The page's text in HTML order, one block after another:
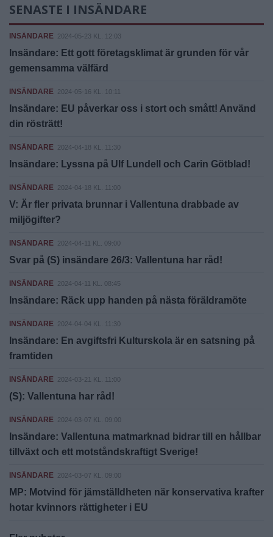
SENASTE I INSÄNDARE
INSÄNDARE 2024-05-23 KL. 12:03
Insändare: Ett gott företagsklimat är grunden för vår
gemensamma välfärd
INSÄNDARE 2024-05-16 KL. 10:11
Insändare: EU påverkar oss i stort och smått! Använd
din rösträtt!
INSÄNDARE 2024-04-18 KL. 11:30
Insändare: Lyssna på Ulf Lundell och Carin Götblad!
INSÄNDARE 2024-04-18 KL. 11:00
V: Är fler privata brunnar i Vallentuna drabbade av
miljögifter?
INSÄNDARE 2024-04-11 KL. 09:00
Svar på (S) insändare 26/3: Vallentuna har råd!
INSÄNDARE 2024-04-11 KL. 08:45
Insändare: Räck upp handen på nästa föräldramöte
INSÄNDARE 2024-04-04 KL. 11:30
Insändare: En avgiftsfri Kulturskola är en satsning på
framtiden
INSÄNDARE 2024-03-21 KL. 11:00
(S): Vallentuna har råd!
INSÄNDARE 2024-03-07 KL. 09:00
Insändare: Vallentuna matmarknad bidrar till en hållbar
tillväxt och ett motståndskraftigt Sverige!
INSÄNDARE 2024-03-07 KL. 09:00
MP: Motvind för jämställdheten när konservativa krafter
hotar kvinnors rättigheter i EU